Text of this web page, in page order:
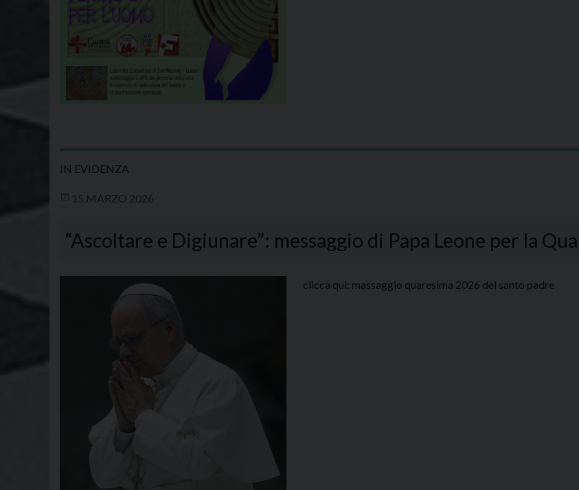
IN EVIDENZA
15 MARZO 2026
“Ascoltare e Digiunare”: messaggio di Papa Leone per la
clicca qui: massaggio quaresima 2026 del santo padre